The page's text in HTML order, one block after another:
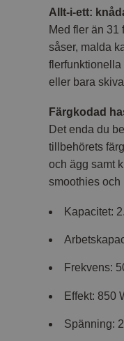
Allt-i-ett:
Med fler än 31
såser, malda
flerfunktionella
eller bara
Färgkodad
Det enda du
tillbehörets
och ägg samt
smoothies och
Kapacitet:
Frekvens:
Effekt: 850
Spänning: